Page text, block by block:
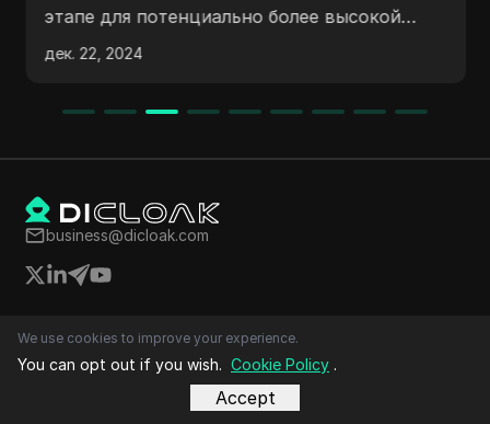
этапе для потенциально более высокой
прибыли. Оно объясняет, как
присоединиться к приложению для
увеличение скорости майнинга. В видео
также упоминается кастодиальный кошелек
зрителей подписаться на будущие
дек. 22, 2024
business@dicloak.com
Топ видео
Маркетинг в социальных сетях
Электронная коммерция
Партнёрский маркетинг
We use cookies to improve your experience.
You can opt out if you wish. Cookie Policy .
Accept